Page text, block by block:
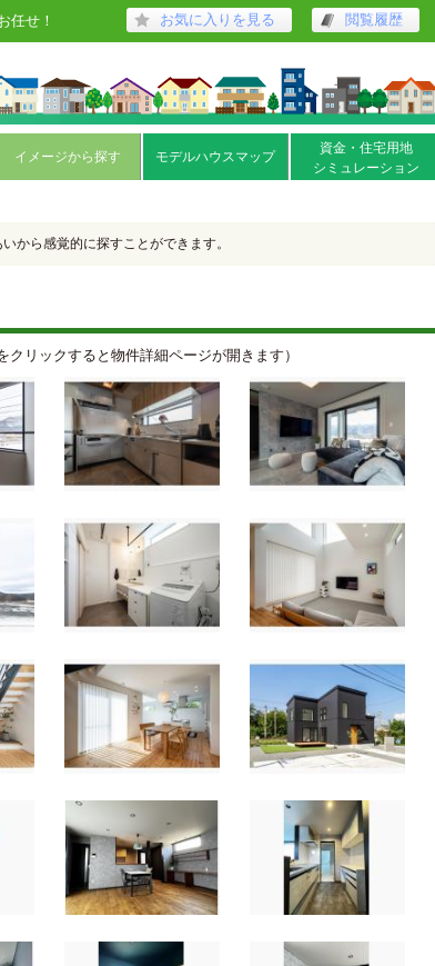
任せ！ お気に入りを見る 閲覧履歴
イメージから探す モデルハウスマップ
資金・住宅用地
シミュレーション
から感覚的に探すことができます。
をクリックすると物件詳細ページが開きます）